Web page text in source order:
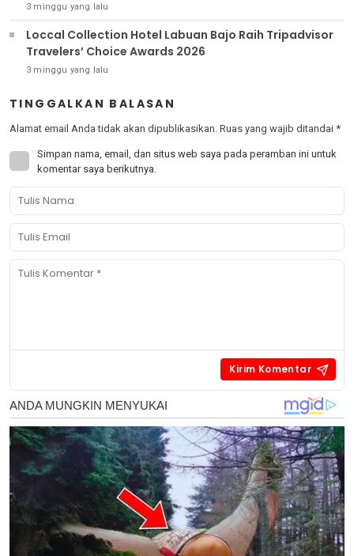
3 minggu yang lalu
Loccal Collection Hotel Labuan Bajo Raih Tripadvisor
Travelers’ Choice Awards 2026
3 minggu yang lalu
TINGGALKAN BALASAN
Alamat email Anda tidak akan dipublikasikan. Ruas yang wajib ditandai *
Simpan nama, email, dan situs web saya pada peramban ini untuk
komentar saya berikutnya.